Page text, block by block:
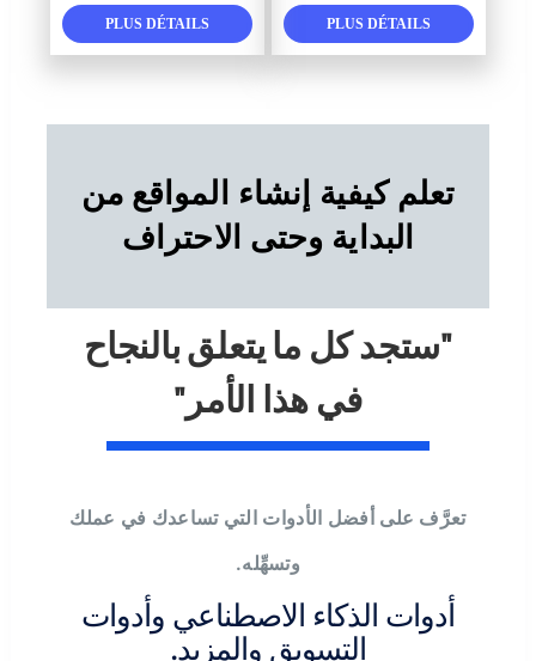
PLUS DÉTAILS
PLUS DÉTAILS
تعلم كيفية إنشاء المواقع من
البداية وحتى الاحتراف
"ستجد كل ما يتعلق بالنجاح
في هذا الأمر"
تعرَّف على أفضل الأدوات التي تساعدك في عملك
وتسهِّله.
أدوات الذكاء الاصطناعي وأدوات
التسويق والمزيد.